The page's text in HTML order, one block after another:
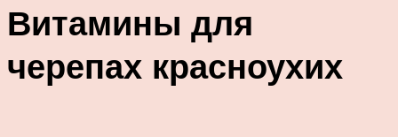
Витамины для
черепах красноухих